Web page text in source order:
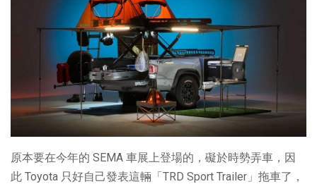
原本要在今年的 SEMA 車展上登場的，礙於時勢弄車，因
此 Toyota 只好自己發表這輛「TRD Sport Trailer」拖車了，